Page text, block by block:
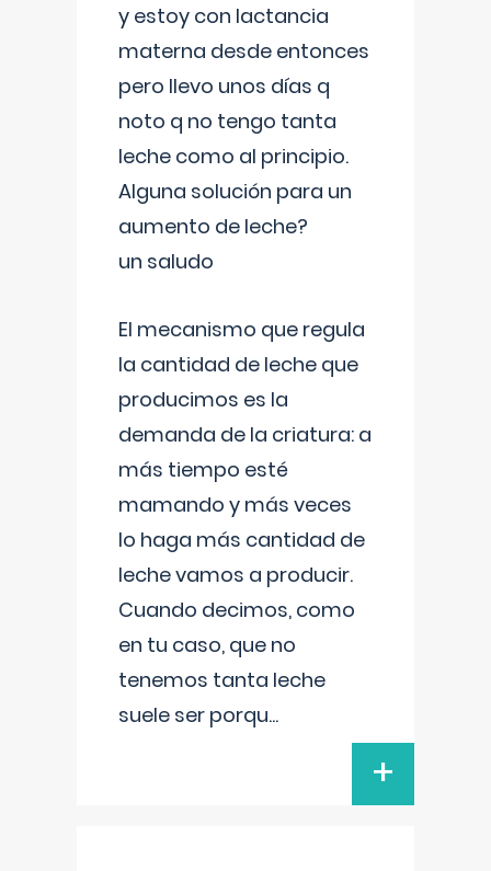
y estoy con lactancia
materna desde entonces
pero llevo unos días q
noto q no tengo tanta
leche como al principio.
Alguna solución para un
aumento de leche?
un saludo
El mecanismo que regula
la cantidad de leche que
producimos es la
demanda de la criatura: a
más tiempo esté
mamando y más veces
lo haga más cantidad de
leche vamos a producir.
Cuando decimos, como
en tu caso, que no
tenemos tanta leche
suele ser porqu...
+